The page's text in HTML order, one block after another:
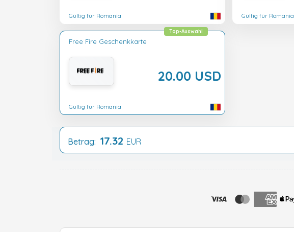
Gültig für Romania Gültig für Romania
Free Fire Geschenkkarte
20.00 USD
Top-Auswahl
Gültig für Romania
Betrag: 17.32 EUR